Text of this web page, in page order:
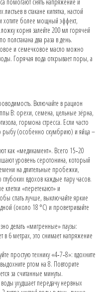
в стакане кипятка, настой
хотите более мощный эффект,
корня залейте 200 мл горячей
полстакана два раза в день.
и семечковое масло можно
Горячая вода открывает поры, а
Включайте в рацион
B: орехи, семена, цельные зёрна,
гормона стресса. Если часто
рыбу (особенно скумбрию) и яйца –
как «медикамент». Всего 15‑20
уровень серотонина, который
на длительные пробежки,
вдохов каждые пару часов.
клетки «перетекают» и
спать лучше, выключайте яркие
(около 18 °C) и проветривайте
делать «мигренные» паузы:
в 6 метрах, это снимает напряжение
простую технику «4‑7‑8»: вдохните
ртом на 8. Повторите
за считанные минуты.
ухудшает передачу нервных